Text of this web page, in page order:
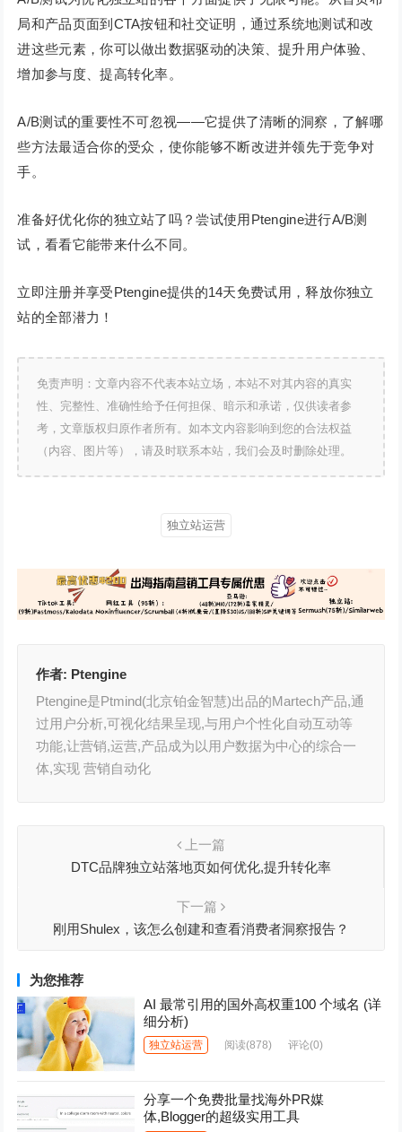
局和产品页面到CTA按钮和社交证明，通过系统地测试和改
进这些元素，你可以做出数据驱动的决策、提升用户体验、
增加参与度、提高转化率。
A/B测试的重要性不可忽视——它提供了清晰的洞察，了解哪
些方法最适合你的受众，使你能够不断改进并领先于竞争对
手。
准备好优化你的独立站了吗？尝试使用Ptengine进行A/B测
试，看看它能带来什么不同。
立即注册并享受Ptengine提供的14天免费试用，释放你独立
站的全部潜力！
免责声明：文章内容不代表本站立场，本站不对其内容的真实
性、完整性、准确性给予任何担保、暗示和承诺，仅供读者参
考，文章版权归原作者所有。如本文内容影响到您的合法权益
（内容、图片等），请及时联系本站，我们会及时删除处理。
独立站运营
作者: Ptengine
Ptengine是Ptmind(北京铂金智慧)出品的Martech产品,通
过用户分析,可视化结果呈现,与用户个性化自动互动等
功能,让营销,运营,产品成为以用户数据为中心的综合一
体,实现 营销自动化
上一篇
DTC品牌独立站落地页如何优化,提升转化率
下一篇
刚用Shulex，该怎么创建和查看消费者洞察报告？
为您推荐
AI 最常引用的国外高权重100 个域名 (详
细分析)
独立站运营 阅读(878) 评论(0)
分享一个免费批量找海外PR媒
体,Blogger的超级实用工具